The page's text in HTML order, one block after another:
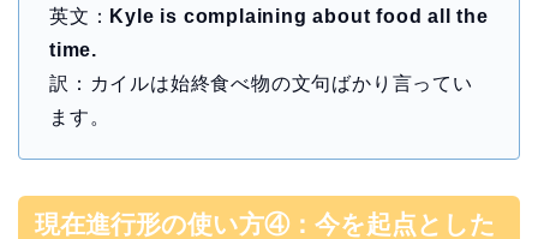
英文： Kyle is complaining about food all the
time.
訳：カイルは始終食べ物の文句ばかり言ってい
ます。
現在進行形の使い方④：今を起点とした